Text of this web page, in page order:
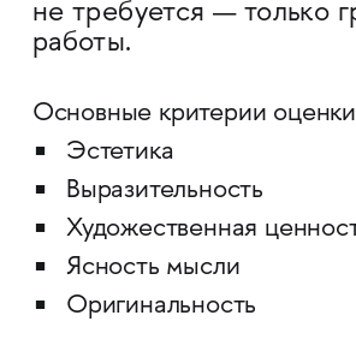
не требуется — только
работы.
Основные критерии
Эстетика
Выразительность
Художественная
Ясность мысли
Оригинальность